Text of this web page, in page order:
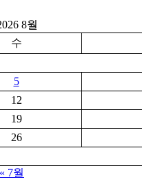
8월
수
5
12
19
26
« 7월